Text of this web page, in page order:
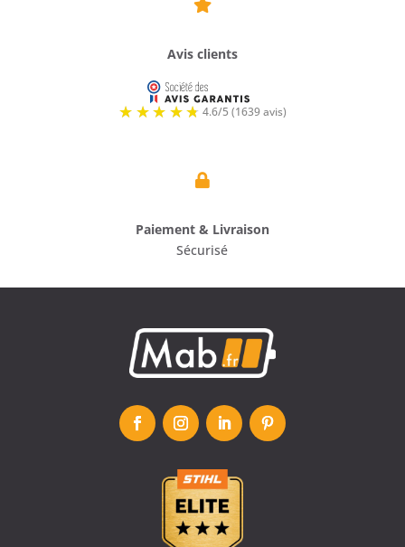

Avis clients

Paiement & Livraison
Sécurisé